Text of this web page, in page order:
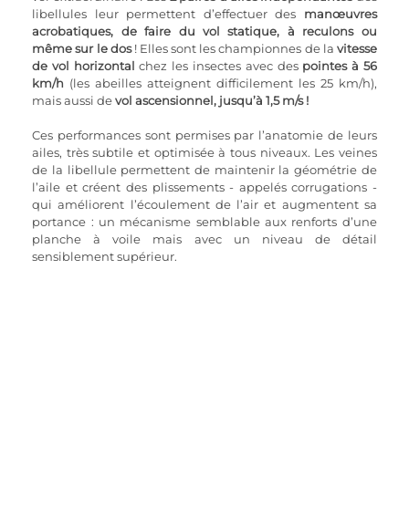
libellules leur permettent d’effectuer des manœuvres
acrobatiques, de faire du vol statique, à reculons ou
même sur le dos ! Elles sont les championnes de la vitesse
de vol horizontal chez les insectes avec des pointes à 56
km/h (les abeilles atteignent difficilement les 25 km/h),
mais aussi de vol ascensionnel, jusqu’à 1,5 m/s !
Ces performances sont permises par l’anatomie de leurs
ailes, très subtile et optimisée à tous niveaux. Les veines
de la libellule permettent de maintenir la géométrie de
l’aile et créent des plissements - appelés corrugations -
qui améliorent l’écoulement de l’air et augmentent sa
portance : un mécanisme semblable aux renforts d’une
planche à voile mais avec un niveau de détail
sensiblement supérieur.